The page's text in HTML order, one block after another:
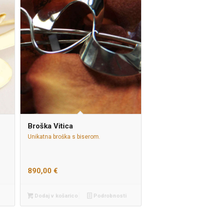
Broška Vitica
Unikatna broška s biserom.
890,00€
Dodaj v košarico Podrobnosti